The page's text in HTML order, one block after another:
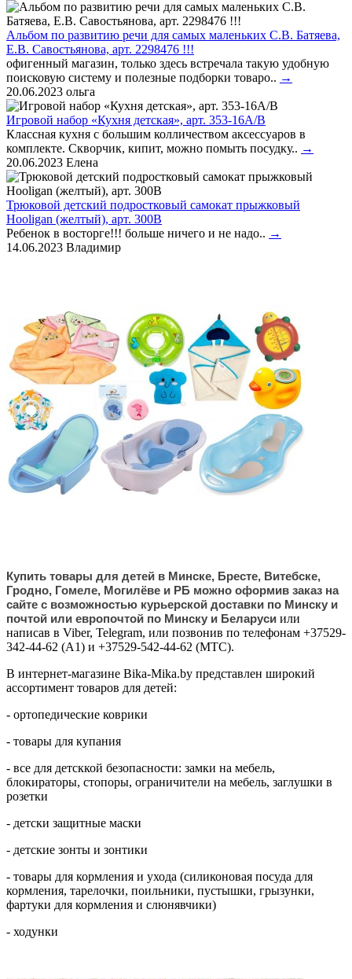
Альбом по развитию речи для самых маленьких С.В. Батяева,
Е.В. Савостьянова, арт. 2298476 !!!
офигенный магазин, только здесь встречала такую удобную
поисковую систему и полезные подборки товаро.. →
20.06.2023 ольга
Игровой набор «Кухня детская», арт. 353-16A/B
Классная кухня с большим колличеством аксессуаров в
комплекте. Скворчик, кипит, можно помыть посудку.. →
20.06.2023 Елена
Трюковой детский подростковый самокат прыжковый
Hooligan (желтый), арт. 300B
Ребенок в восторге!!! больше ничего и не надо.. →
14.06.2023 Владимир
Купить товары для детей в Минске, Бресте, Витебске,
Гродно, Гомеле, Могилёве и РБ можно оформив заказ на
сайте с возможностью курьерской доставки по Минску и
почтой или европочтой по Минску и Беларуси или
написав в Viber, Telegram, или позвонив по телефонам +37529-
342-44-62 (А1) и +37529-542-44-62 (МТС).
В интернет-магазине Bika-Mika.by представлен широкий
ассортимент товаров для детей:
- ортопедические коврики
- товары для купания
- все для детсккой безопасности: замки на мебель,
блокираторы, стопоры, ограничители на мебель, заглушки в
розетки
- детски защитные маски
- детские зонты и зонтики
- товары для кормления и ухода (силиконовая посуда для
кормления, тарелочки, поильники, пустышки, грызунки,
фартуки для кормления и слюнявчики)
- ходунки